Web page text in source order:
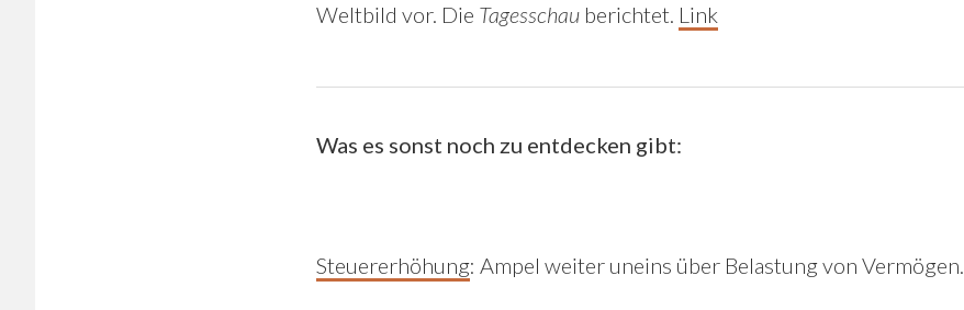
Weltbild vor. Die Tagesschau berichtet. Link
Was es sonst noch zu entdecken gibt:
Steuererhöhung: Ampel weiter uneins über Belastung von Vermögen.